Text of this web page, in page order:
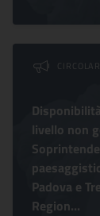
livello non
Padova e
Region...